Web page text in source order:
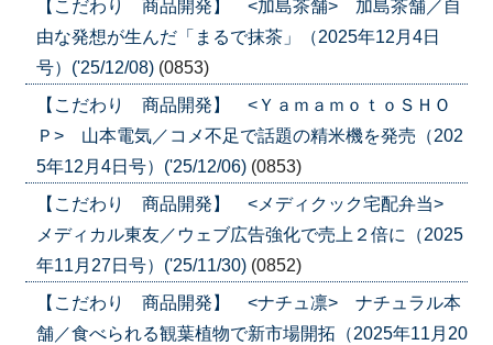
【こだわり 商品開発】 <加島茶舗> 加島茶舗／自
由な発想が生んだ「まるで抹茶」（2025年12月4日
号）('25/12/08) (0853)
【こだわり 商品開発】 <ＹａｍａｍｏｔｏＳＨＯ
Ｐ> 山本電気／コメ不足で話題の精米機を発売（202
5年12月4日号）('25/12/06) (0853)
【こだわり 商品開発】 <メディクック宅配弁当>
メディカル東友／ウェブ広告強化で売上２倍に（2025
年11月27日号）('25/11/30) (0852)
【こだわり 商品開発】 <ナチュ凛> ナチュラル本
舗／食べられる観葉植物で新市場開拓（2025年11月20